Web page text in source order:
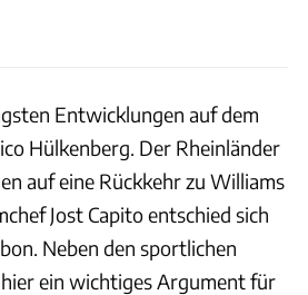
Entwicklungen auf dem
Hülkenberg. Der Rheinländer
auf eine Rückkehr zu Williams
Jost Capito entschied sich
Neben den sportlichen
ein wichtiges Argument für